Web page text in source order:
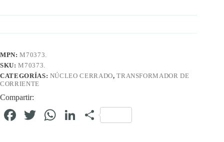
MPN:M70373.
SKU:M70373.
CATEGORÍAS: NÚCLEO CERRADO,TRANSFORMADOR DE
CORRIENTE
Compartir:
Fa T
W
Li C